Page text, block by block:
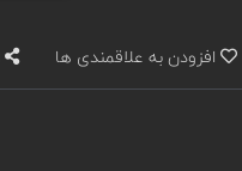
افزودن به علاقمندی ها